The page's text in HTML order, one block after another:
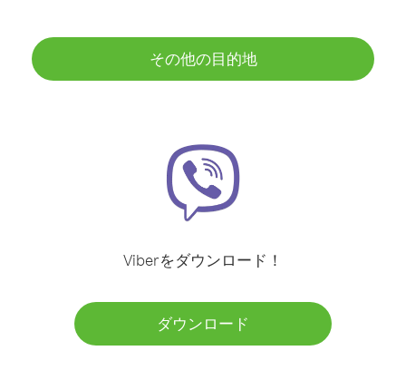
その他の目的地
Viberをダウンロード！
ダウンロード